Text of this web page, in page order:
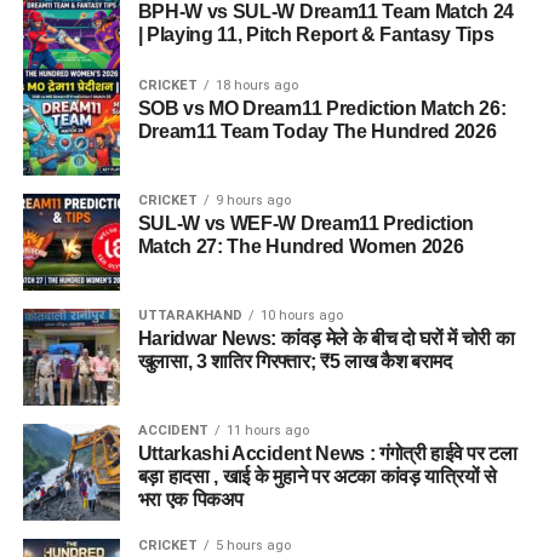
BPH-W vs SUL-W Dream11 Team Match 24
| Playing 11, Pitch Report & Fantasy Tips
CRICKET 18 hours ago
SOB vs MO Dream11 Prediction Match 26:
Dream11 Team Today The Hundred 2026
CRICKET 9 hours ago
SUL-W vs WEF-W Dream11 Prediction
Match 27: The Hundred Women 2026
UTTARAKHAND 10 hours ago
Haridwar News: कांवड़ मेले के बीच दो घरों में चोरी का
खुलासा, 3 शातिर गिरफ्तार; ₹5 लाख कैश बरामद
ACCIDENT 11 hours ago
Uttarkashi Accident News : गंगोत्री हाईवे पर टला
बड़ा हादसा , खाई के मुहाने पर अटका कांवड़ यात्रियों से
भरा एक पिकअप
CRICKET 5 hours ago